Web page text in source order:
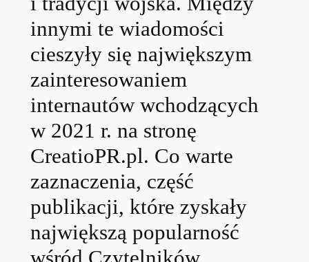
innymi te wiadomości
cieszyły się największym
zainteresowaniem
internautów wchodzących
w 2021 r. na stronę
CreatioPR.pl. Co warte
zaznaczenia, część
publikacji, które zyskały
największą popularność